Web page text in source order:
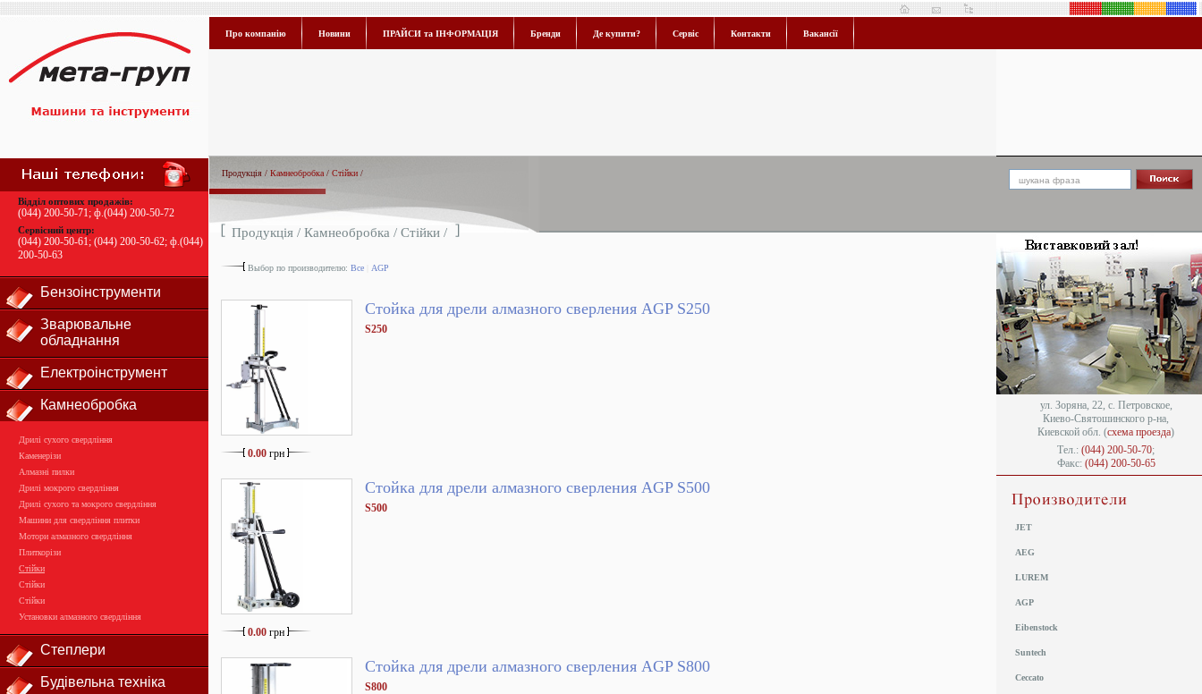
Відділ оптових продажів:
(044) 200-50-71; ф.(044) 200-50-72
Сервісний центр:
(044) 200-50-61; (044) 200-50-62; ф.(044)
200-50-63
Бензоінструменти
Зварювальне
обладнання
Електроінструмент
Камнеобробка
Дрилі сухого свердління
Каменерізи
Алмазні пилки
Дрилі мокрого свердління
Дрилі сухого та мокрого свердління
Машини для свердління плитки
Мотори алмазного свердління
Плиткорізи
Стійки
Стійки
Стійки
Установки алмазного свердління
Степлери
Будівельна техніка
Про компанію Новини ПРАЙСИ та ІНФОРМАЦІЯ Бренди Де купити? Сервіс Контакти Вакансії
Продукція / Камнеобробка / Стійки /
Продукція / Камнеобробка / Стійки /
Выбор по производителю: Все AGP
0.00 грн
Стойка для дрели алмазного сверления AGP S250
S250
0.00 грн
Стойка для дрели алмазного сверления AGP S500
S500
Стойка для дрели алмазного сверления AGP S800
S800
ул. Зоряна, 22, с. Петровское,
Киево-Святошинского р-на,
Киевской обл. (схема проезда)
Тел.: (044) 200-50-70;
Факс: (044) 200-50-65
JET
AEG
LUREM
AGP
Eibenstock
Suntech
Ceccato